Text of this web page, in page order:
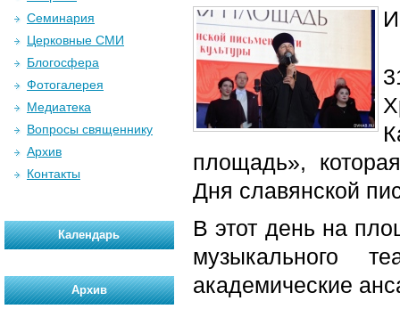
площадь»,
Дня славянской
В этот день на
музыкального
академические
Семинария
Церковные СМИ
Блогосфера
Фотогалерея
Медиатека
Вопросы священнику
Архив
Контакты
Календарь
Архив